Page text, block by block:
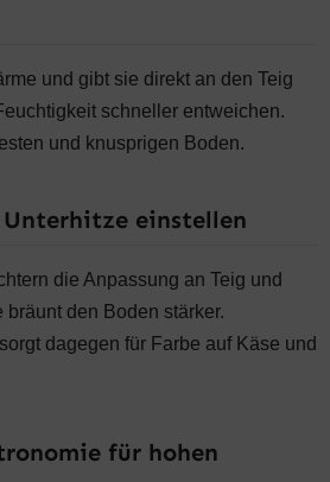
und gibt sie direkt an den Teig
schneller entweichen.
und knusprigen Boden.
einstellen
die Anpassung an Teig und
bräunt den Boden stärker.
dagegen für Farbe auf Käse und
für hohen